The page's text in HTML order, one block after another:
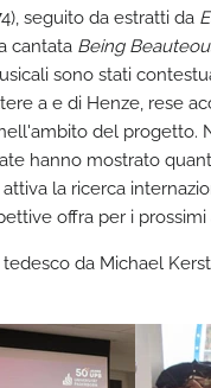
seguito da estratti da
cantata Being
sono stati
a e di Henze, rese
del progetto.
hanno mostrato
la ricerca
offra per i prossimi
da Michael